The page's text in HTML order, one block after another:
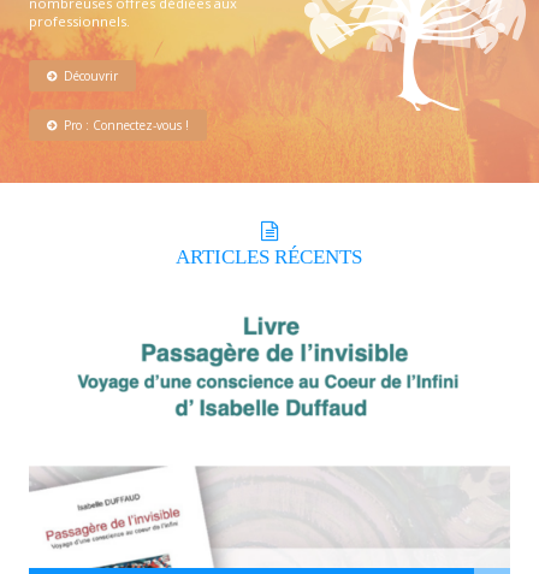
professionnels.
Découvrir
Pro : Connectez-vous !
ARTICLES RÉCENTS